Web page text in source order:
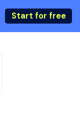
Start for free